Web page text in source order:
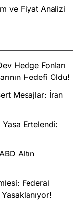
ve Fiyat Analizi
Hedge Fonları
Hedefi Oldu!
Mesajlar: İran
Ertelendi:
Altın
Federal